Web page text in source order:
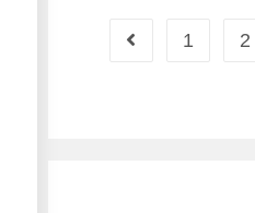
1 2